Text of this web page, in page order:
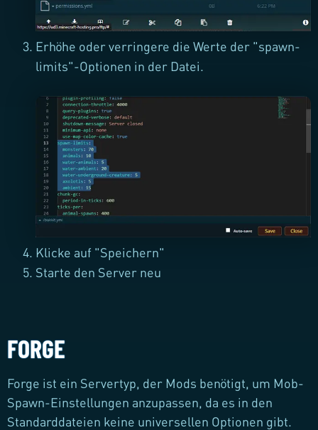
Erhöhe oder verringere die Werte der "spawn-
limits"-Optionen in der Datei.
Klicke auf "Speichern"
Starte den Server neu
FORGE
Forge ist ein Servertyp, der Mods benötigt, um Mob-
Spawn-Einstellungen anzupassen, da es in den
Standarddateien keine universellen Optionen gibt.